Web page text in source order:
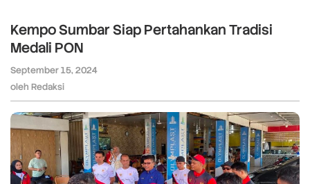
Siap
Pertahankan
Kempo Sumbar Siap Pertahankan Tradisi
Medali PON
September 15, 2024
oleh Redaksi